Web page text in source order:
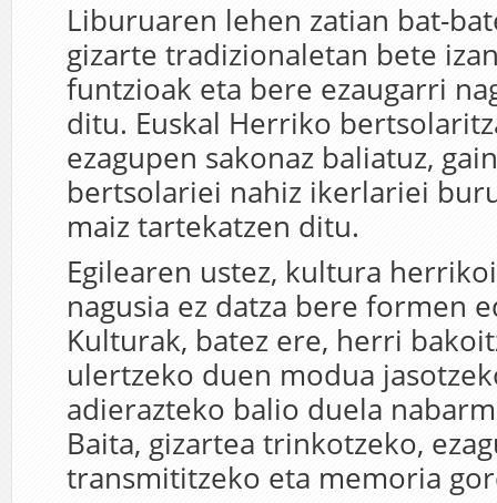
Liburuaren lehen zatian bat-
gizarte tradizionaletan bete
funtzioak eta bere ezaugarri
ditu. Euskal Herriko
ezagupen sakonaz baliatuz,
bertsolariei nahiz ikerlariei
maiz tartekatzen ditu.
Egilearen ustez, kultura
nagusia ez datza bere formen
Kulturak, batez ere, herri
ulertzeko duen modua
adierazteko balio duela
Baita, gizartea trinkotzeko,
transmititzeko eta memoria